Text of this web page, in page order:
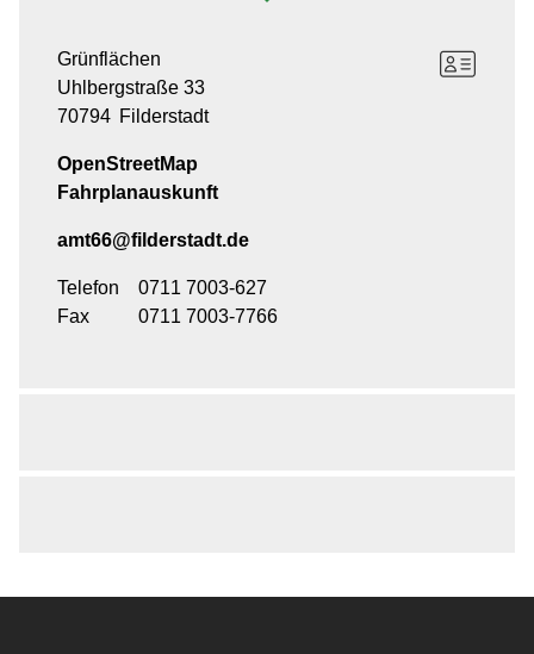
Grünflächen
Uhlbergstraße 33
70794 Filderstadt
OpenStreetMap
Fahrplanauskunft
amt66@filderstadt.de
Telefon
0711 7003-627
Fax
0711 7003-7766